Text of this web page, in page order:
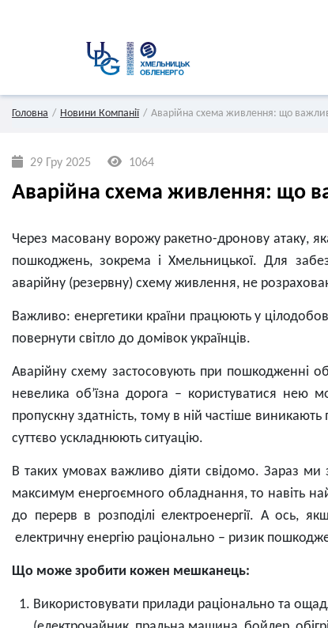
Головна Новини Компанії Аварійна схема живлення: що
29 Гру 2025 1064
Аварійна схема живлення: що
Через масовану ворожу ракетно-дронову атаку,
пошкоджень, зокрема і Хмельницької. Для
аварійну (резервну) схему живлення, не
Важливо: енергетики країни працюють у
повернути світло до домівок українців.
Аварійну схему застосовують при пошкодженні
невелика об’їзна дорога – користуватися
пропускну здатність, тому в ній частіше
суттєво ускладнюють ситуацію.
В таких умовах важливо діяти свідомо. Зараз
максимум енергоємного обладнання, то навіть
до перерв в розподілі електроенергії. А ось,
електричну енергію раціонально – ризик
Що може зробити кожен мешканець:
Використовувати прилади раціонально та